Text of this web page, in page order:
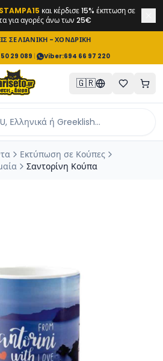
STAMPA15 και κέρδισε 15% έκπτωση σε
για αγορές άνω των 25€
ΣΕ ΛΙΑΝΙΚΗ - ΧΟΝΔΡΙΚΗ
50 29 089 | Viber:694 66 97 220
🇬🇷
Εκτύπωση σε Κούπες
Σαντορίνη Κούπα